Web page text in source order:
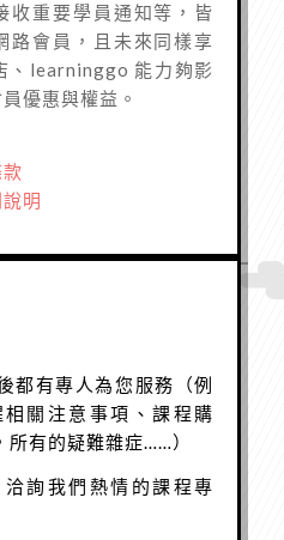
收重要學員通知等，皆
路會員，且未來同樣享
、learninggo 能力夠影
優惠與權益。
明
都有專人為您服務（例
關注意事項、課程購
所有的疑難雜症……）
詢我們熱情的課程專